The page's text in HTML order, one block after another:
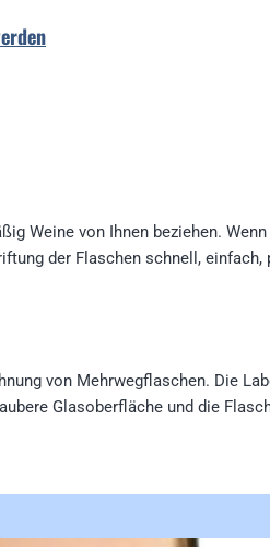
Weine von Ihnen beziehen.
der Flaschen schnell,
von Mehrwegflaschen. Die
Glasoberfläche und die